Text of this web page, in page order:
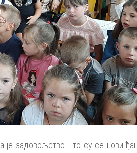
је задовољство што су се нови